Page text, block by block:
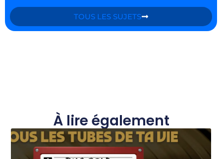
TOUS LES SUJETS
À lire également